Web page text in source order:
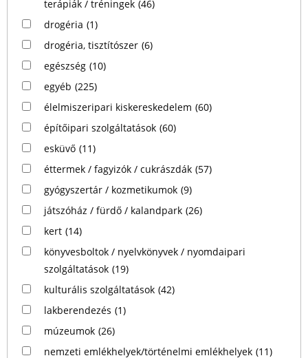
terápiák / tréningek (46)
drogéria (1)
drogéria, tisztítószer (6)
egészség (10)
egyéb (225)
élelmiszeripari kiskereskedelem (60)
építőipari szolgáltatások (60)
esküvő (11)
éttermek / fagyizók / cukrászdák (57)
gyógyszertár / kozmetikumok (9)
játszóház / fürdő / kalandpark (26)
kert (14)
könyvesboltok / nyelvkönyvek / nyomdaipari
szolgáltatások (19)
kulturális szolgáltatások (42)
lakberendezés (1)
múzeumok (26)
nemzeti emlékhelyek/történelmi emlékhelyek (11)